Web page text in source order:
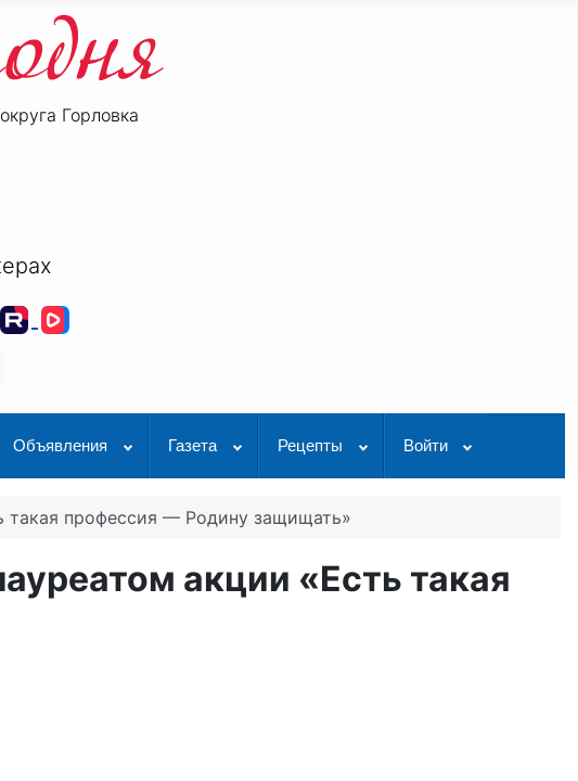
Горловка
TikTokRutube
Объявления Газета Рецепты Войти
такая профессия — Родину защищать»
акции «Есть такая